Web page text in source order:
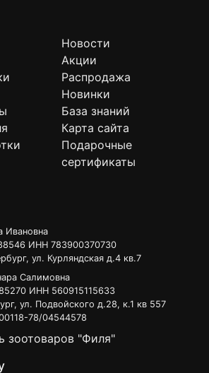
Новости
Акции
Распродажа
Новинки
База знаний
Карта сайта
Подарочные
сертификаты
Ивановна
ИНН 783900370730
ул. Курляндская д.4 кв.7
Салимовна
ИНН 560915115633
ул. Подвойского д.28, к.1 кв 557
78/04544578
зоотоваров "Филя"